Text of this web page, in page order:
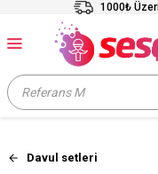
1000₺
Davul setleri